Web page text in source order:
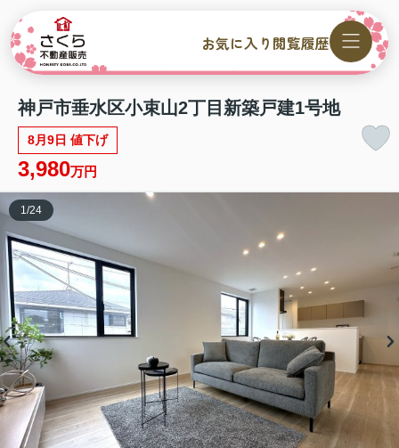
お気に入り 閲覧履歴
神戸市垂水区小束山2丁目新築戸建1号地
8月9日 値下げ
3,980万円
1 /24